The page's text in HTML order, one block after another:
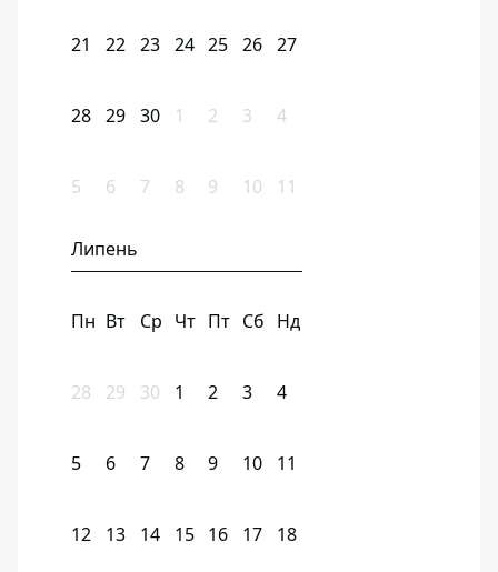
21 22 23 24 25 26 27
28 29 30 1 2 3 4
5 6 7 8 9 10 11
Липень
Пн Вт Ср Чт Пт Сб Нд
28 29 30 1 2 3 4
5 6 7 8 9 10 11
12 13 14 15 16 17 18